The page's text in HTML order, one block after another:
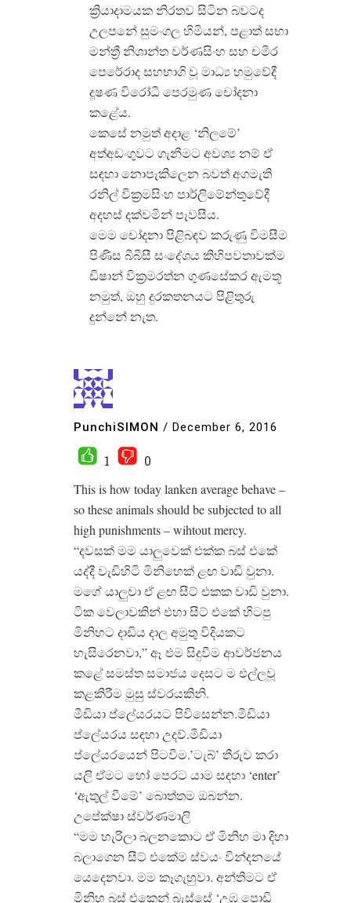
ක්‍රියාදාමයක නිරතව සිටින බවටද
උලපනේ සුමංගල හිමියන්, පළාත් සභා
මන්ත්‍රී නිශාන්ත වර්ණසිංහ සහ චමීර
පෙරේරාද සහභාගි වූ මාධ්‍ය හමුවේදී
දූෂණ විරෝධී පෙරමුණ චෝදනා
කළේය.
කෙසේ නමුත් අදාළ ‘නිලමේ’
අත්අඩංගුවට ගැනීමට අවශ්‍ය නම් ඒ
සඳහා නොපැකිලෙන බවත් අගමැති
රනිල් වික්‍රමසිංහ පාර්ලිමේන්තුවේදී
අදහස් දක්වමින් පැවසීය.
මෙම චෝදනා පිළිබඳව කරුණු විමසීම
පිණිස බීබීසී සංදේශය කිහිපවතාවක්ම
ඩිෂාන් වික්‍රමරත්න ගුණසේකර ඇමතූ
නමුත්, ඔහු දුරකතනයට පිළිතුරු
දුන්නේ නැත.
PunchiSIMON / December 6, 2016
1
0
This is how today lanken average behave –
so these animals should be subjected to all
high punishments – wihtout mercy.
“දවසක් මම යාලුවෙක් එක්ක බස් එකේ
යද්දී වැඩිහිටි මිනිහෙක් ළඟ වාඩි වුනා.
මගේ යාලුවා ඒ ළඟ සීට් එකක වාඩි වුනා.
ටික වෙලාවකින් එහා සීට් එකේ හිටපු
මිනිහට දාඩිය දාල අමුතු විදියකට
හැසිරෙනවා,” ඈ එම සිදුවීම ආවර්ජනය
කළේ සමස්ත සමාජය දෙසට ම එල්ලවූ
කළකිරීම මුසු ස්වරයකිනි.
මීඩියා ප්ලේයරයට පිවිසෙන්න.මීඩියා
ප්ලේයරය සඳහා උදව්.මීඩියා
ප්ලේයරයෙන් පිටවීම.’ටැබ්’ තීරුව කරා
යලි ඒමට හෝ පෙරට යාම සඳහා ‘enter’
‘ඇතුල් වීමේ’ බොත්තම ඔබන්න.
උපේක්ෂා ස්වර්ණමාලි
“මම හැරිලා බලනකොට ඒ මිනිහ මා දිහා
බලාගෙන සීට් එකේම ස්වයං වින්දනයේ
යෙදෙනවා. මම කෑගැහුවා. අන්තිමට ඒ
මිනිහ බස් එකෙන් බැස්සේ ‘උඹ පොඩි